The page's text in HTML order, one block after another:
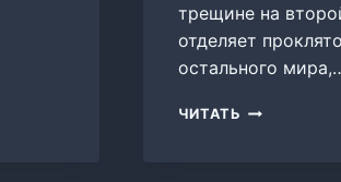
трещине на
отделяет
остального
ЧИТАТЬ ЧЕТЫРЕ